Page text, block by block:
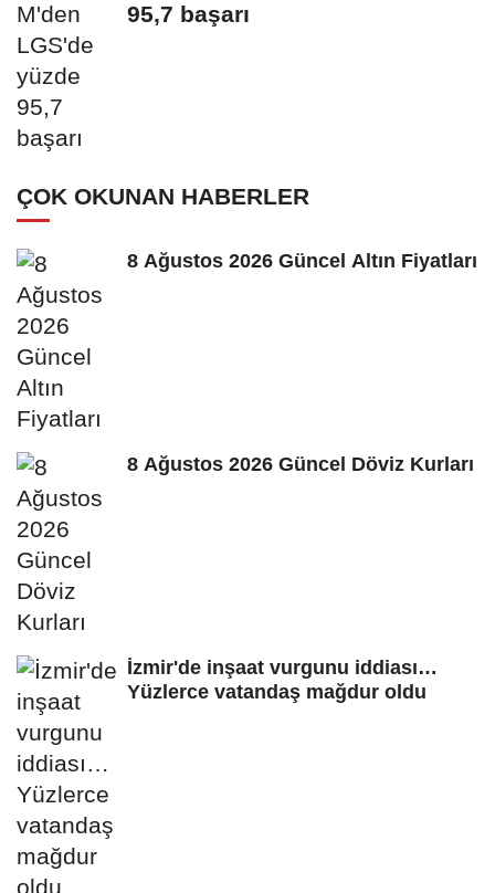
95,7 başarı
ÇOK OKUNAN HABERLER
8 Ağustos 2026 Güncel Altın Fiyatları
8 Ağustos 2026 Güncel Döviz Kurları
İzmir'de inşaat vurgunu iddiası…
Yüzlerce vatandaş mağdur oldu